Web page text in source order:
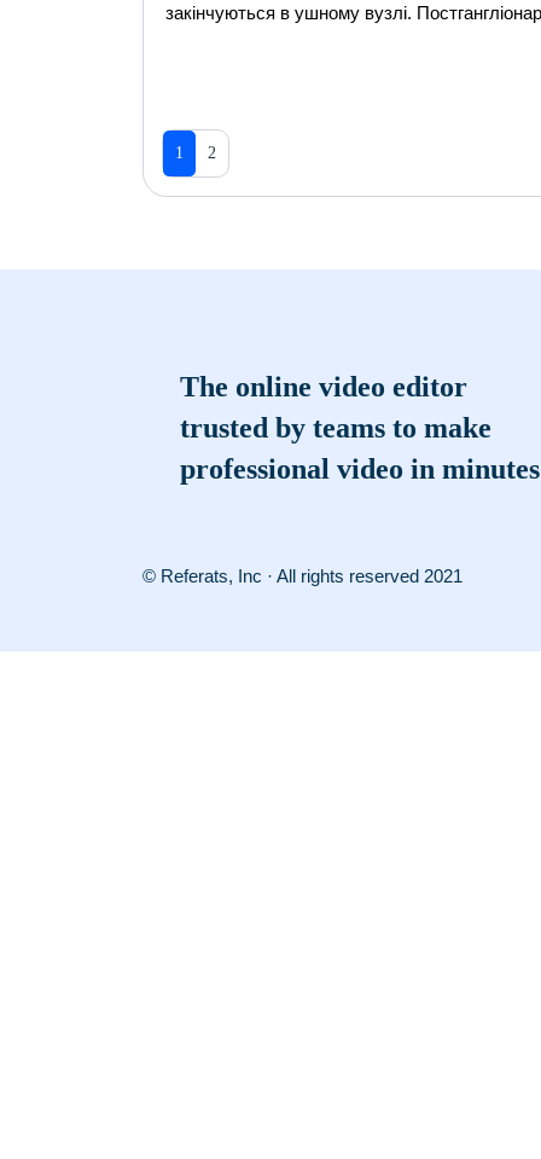
закінчуються в ушному вузлі.
1 2
The online video editor
trusted by teams to make
professional video in minutes
© Referats, Inc · All rights reserved 2021